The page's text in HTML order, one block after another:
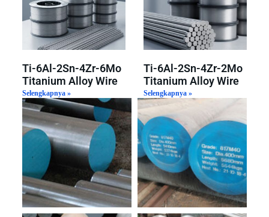
Ti-6Al-2Sn-4Zr-6Mo
Titanium Alloy Wire
Selengkapnya »
Ti-6Al-2Sn-4Zr-2Mo
Titanium Alloy Wire
Selengkapnya »